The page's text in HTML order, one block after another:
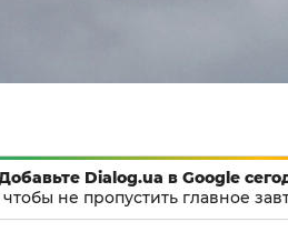
Dialog.ua в Google
чтобы не пропустить главное